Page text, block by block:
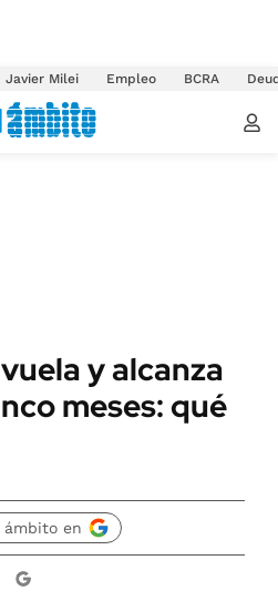
Javier Milei Empleo BCRA
y alcanza
meses: qué
ámbito en